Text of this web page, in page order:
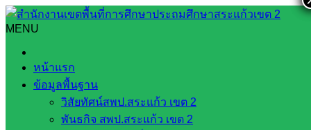
Skip
to
content
MENU
หน้าแรก
ข้อมูลพื้นฐาน
วิสัยทัศน์สพป.สระแก้ว เขต 2
พันธกิจ สพป.สระแก้ว เขต 2
Search
สพป.สระแก้ว เขต 2 ร่วมรับฟังพุธเช้าข่าว สพฐ.
สพป.สระแก้ว เขต 2 ร่วมรับฟังพุธเช้าข่าว